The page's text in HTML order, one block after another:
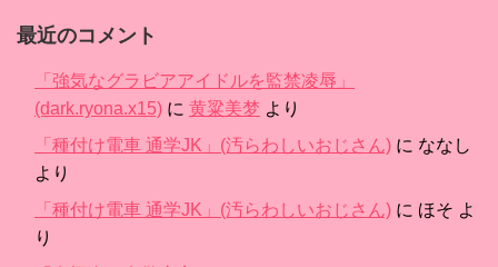
最近のコメント
「強気なグラビアアイドルを監禁凌辱」
(dark.ryona.x15) に 黄粱美梦 より
「種付け電車 通学JK」(汚らわしいおじさん) に ななし
より
「種付け電車 通学JK」(汚らわしいおじさん) に ほそ よ
り